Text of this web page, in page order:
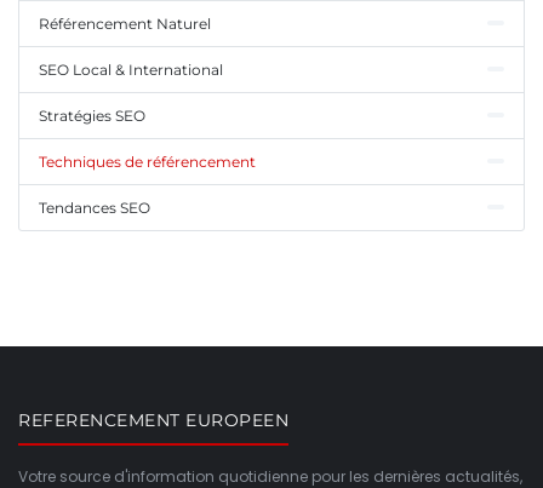
Référencement Naturel
SEO Local & International
Stratégies SEO
Techniques de référencement
Tendances SEO
REFERENCEMENT EUROPEEN
Votre source d'information quotidienne pour les dernières actualités,